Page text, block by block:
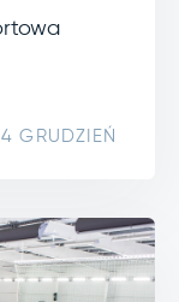
4 GRUDZIEŃ